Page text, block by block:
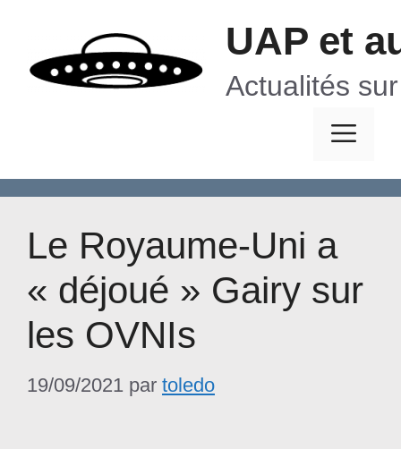
contenu
UAP et
Actualités
Le Royaume-Uni a
« déjoué » Gairy sur
les OVNIs
19/09/2021 par toledo